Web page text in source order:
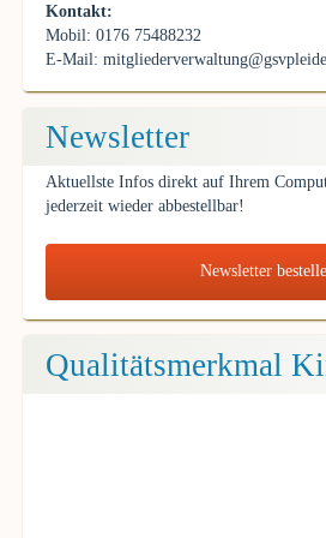
Kontakt:
Mobil: 0176 75488232
E-Mail:
Newsletter
Aktuellste Infos direkt auf Ihrem
jederzeit wieder abbestellbar!
Newsletter
Qualitätsmerkmal